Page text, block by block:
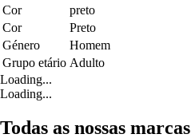
Cor
preto
Cor
Preto
Género
Homem
Grupo etário Adulto
Loading...
Loading...
Todas as nossas marcas